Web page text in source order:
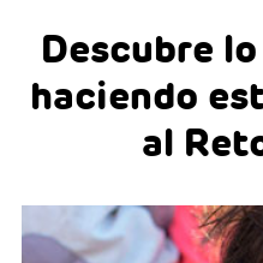
Descubre
haciendo
al